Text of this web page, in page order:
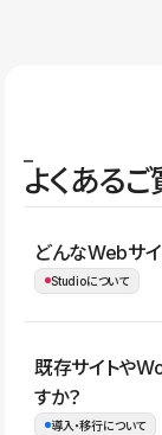
よくあるご
どんなWebサ
Studioについて
コーポレートサ
グ・メディア、
ォリオなど幅広く
既存サイトや
すか？
導入・移行について